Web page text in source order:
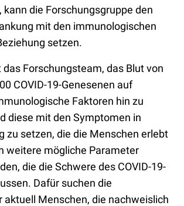
kann die Forschungsgruppe den
mit den immunologischen
setzen.
Forschungsteam, das Blut von
COVID-19-Genesenen auf
Faktoren hin zu
diese mit den Symptomen in
zu setzen, die die Menschen erlebt
weitere mögliche Parameter
die die Schwere des COVID-19-
Dafür suchen die
aktuell Menschen, die nachweislich